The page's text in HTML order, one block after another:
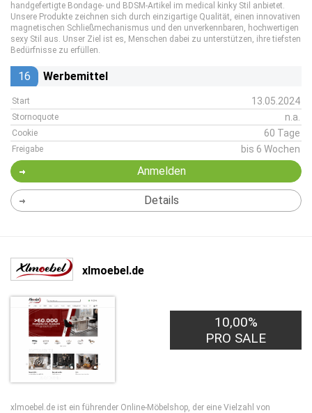
handgefertigte Bondage- und BDSM-Artikel im medical kinky Stil anbietet.
Unsere Produkte zeichnen sich durch einzigartige Qualität, einen innovativen
magnetischen Schließmechanismus und den unverkennbaren, hochwertigen
sexy Stil aus. Unser Ziel ist es, Menschen dabei zu unterstützen, ihre tiefsten
Bedürfnisse zu erfüllen.
16 Werbemittel
Start 13.05.2024
Stornoquote n.a.
Cookie 60 Tage
Freigabe bis 6 Wochen
Anmelden
Details
xlmoebel.de
10,00%
PRO SALE
xlmoebel.de ist ein führender Online-Möbelshop, der eine Vielzahl von